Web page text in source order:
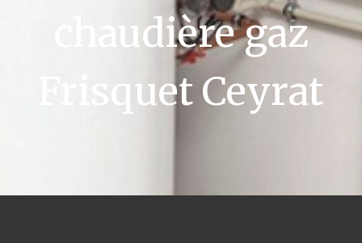
chaudière gaz
Frisquet Ceyrat